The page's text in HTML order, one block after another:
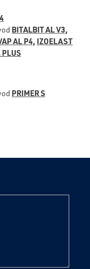
BITALBIT AL V3,
AL P4, IZOELAST
PLUS
PRIMER S